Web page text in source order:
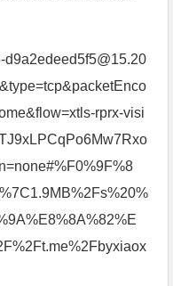
d9a2edeed5f5@15.20
rprx-visi